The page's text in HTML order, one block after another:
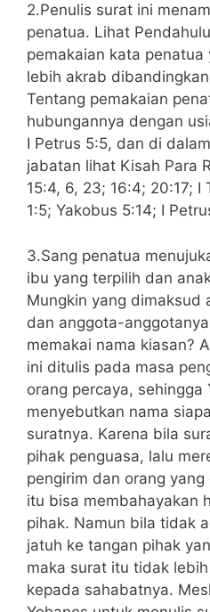
2.Penulis surat ini
penatua. Lihat
pemakaian kata
lebih akrab dibandingkan
Tentang pemakaian
hubungannya dengan
I Petrus 5:5, dan di
jabatan lihat Kisah Para
15:4, 6, 23; 16:4; 20:17; I
1:5; Yakobus 5:14; I
3.Sang penatua
ibu yang terpilih dan
Mungkin yang dimaksud
dan anggota-
memakai nama kiasan?
ini ditulis pada masa
orang percaya, sehingga
menyebutkan nama
suratnya. Karena bila
pihak penguasa, lalu
pengirim dan orang
itu bisa membahayakan
pihak. Namun bila tidak
jatuh ke tangan pihak
maka surat itu tidak
kepada sahabatnya.